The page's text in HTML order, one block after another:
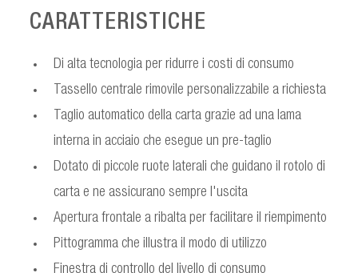
CARATTERISTICHE
Di alta tecnologia per ridurre i costi di consumo
Tassello centrale rimovile personalizzabile a richiesta
Taglio automatico della carta grazie ad una lama
interna in acciaio che esegue un pre-taglio
Dotato di piccole ruote laterali che guidano il rotolo di
carta e ne assicurano sempre l'uscita
Apertura frontale a ribalta per facilitare il riempimento
Pittogramma che illustra il modo di utilizzo
Finestra di controllo del livello di consumo